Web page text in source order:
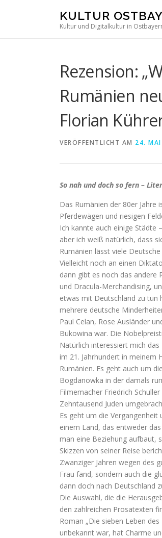
KULTUR
Kultur und Digitalkultur in
Rezension:
Rumänien
Florian
VERÖFFENTLICHT AM 24.
So nah und doch so fern –
Das Rumänien der 80er
Pferdewägen und riesigen
Ich kannte auch einige Städte
aber ich weiß natürlich, dass
Rumänien lässt viele
Vielleicht noch an einen
dann gibt es noch das andere
und Dracula-Merchandising,
etwas mit Deutschland zu tun
mehrere deutsche
Paul Celan, Rose Ausländer
Bukowina war. Die
Natürlich interessiert mich
im 21. Jahrhundert in meinem
Rumänien. Es geht auch um
Bogdanowka in der damals
Filmemacher Friedrich
Zehntausend Juden
Es geht um die
einem Land, das entweder
man eine Beziehung aufbaut,
Skizzen von seiner Reise
Zwanziger Jahren wegen des
Frau fand, sondern auch die
dann doch nach Deutschland
Die Auswahl, die die
den zahlreichen Prosatexten
Roman „Die sieben Leben
unbekannt war, hat Charme